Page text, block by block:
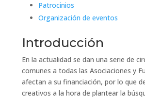
Patrocinios
Organización de eventos
Introducción
En la actualidad se dan una serie de
comunes a todas las Asociaciones y
afectan a su financiación, por lo que
creativos a la hora de plantear la